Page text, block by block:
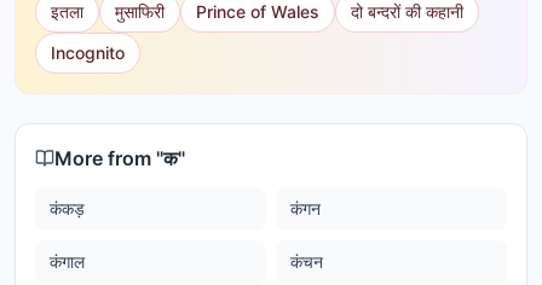
इतला मुसाफिरी Prince of Wales
दो बन्दरों की कहानी
Incognito
More from "क"
कंकड़ कंगन
कंगाल कंचन